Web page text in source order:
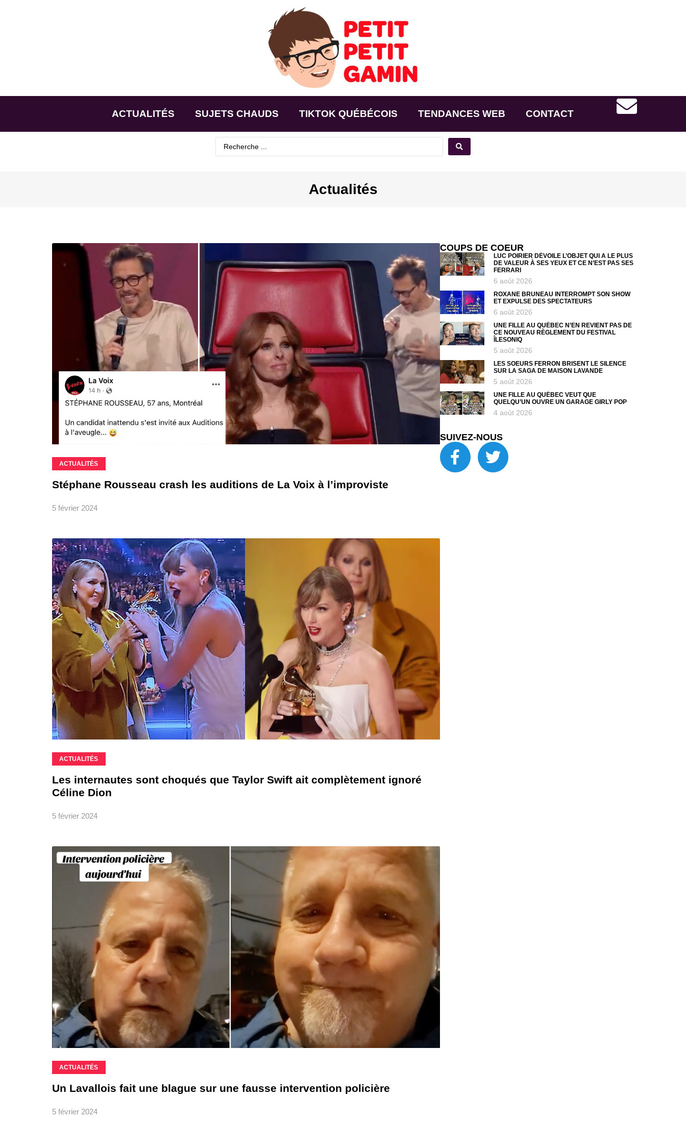
ACTUALITÉS SUJETS CHAUDS TIKTOK QUÉBÉCOIS TENDANCES WEB CONTACT
Actualités
ACTUALITÉS
Stéphane Rousseau crash les auditions de La Voix à l’improviste
5 février 2024
ACTUALITÉS
Les internautes sont choqués que Taylor Swift ait complètement ignoré
Céline Dion
5 février 2024
ACTUALITÉS
Un Lavallois fait une blague sur une fausse intervention policière
5 février 2024
COUPS DE COEUR
LUC POIRIER DÉVOILE L’OBJET QUI A LE PLUS
DE VALEUR À SES YEUX ET CE N’EST PAS SES
FERRARI
6 août 2026
ROXANE BRUNEAU INTERROMPT SON SHOW
ET EXPULSE DES SPECTATEURS
6 août 2026
UNE FILLE AU QUÉBEC N’EN REVIENT PAS DE
CE NOUVEAU RÈGLEMENT DU FESTIVAL
ÎLESONIQ
5 août 2026
LES SOEURS FERRON BRISENT LE SILENCE
SUR LA SAGA DE MAISON LAVANDE
5 août 2026
UNE FILLE AU QUÉBEC VEUT QUE
QUELQU’UN OUVRE UN GARAGE GIRLY POP
4 août 2026
SUIVEZ-NOUS